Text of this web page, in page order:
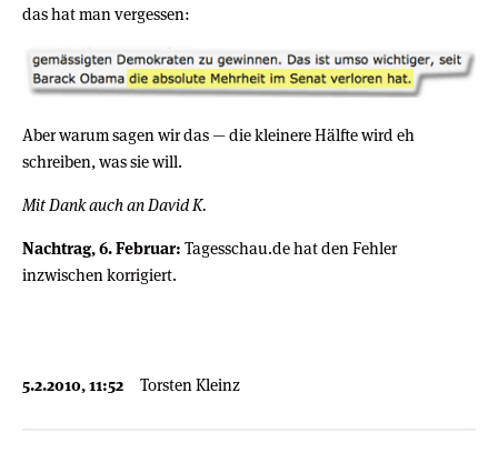
das hat man vergessen:
Aber warum sagen wir das — die kleinere Hälfte wird eh
schreiben, was sie will.
Mit Dank auch an David K.
Nachtrag, 6. Februar: Tagesschau.de hat den Fehler
inzwischen korrigiert.
5.2.2010, 11:52 Torsten Kleinz